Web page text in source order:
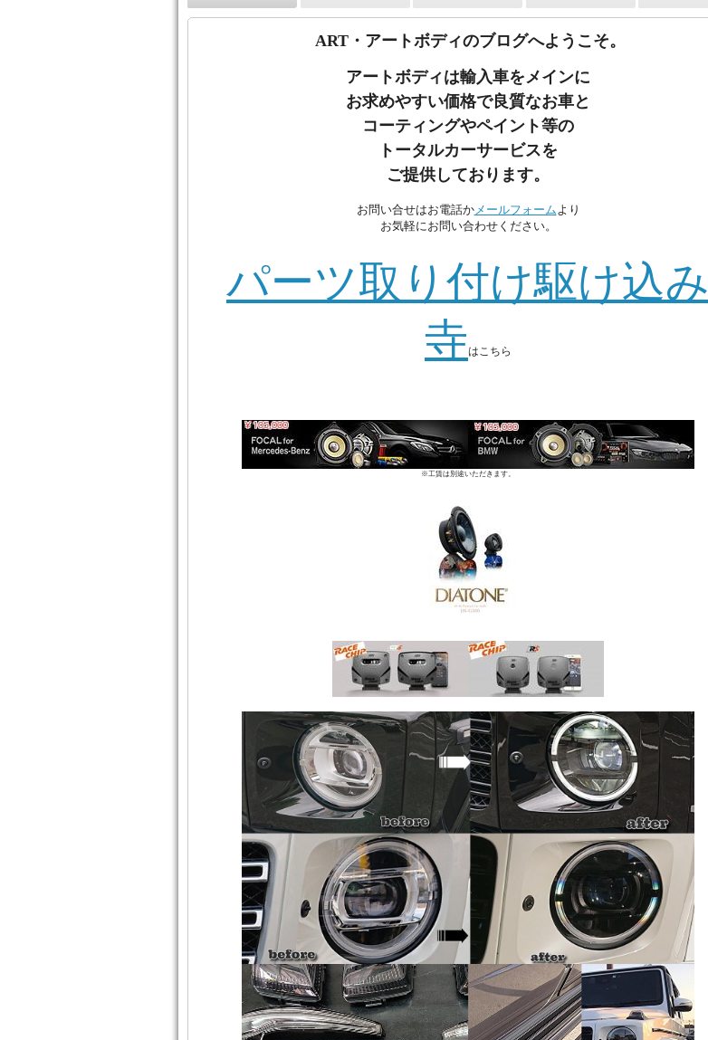
ART・アートボディのブログへようこそ。
アートボディは輸入車をメインに
お求めやすい価格で良質なお車と
コーティングやペイント等の
トータルカーサービスを
ご提供しております。
お問い合せはお電話かメールフォームより
お気軽にお問い合わせください。
パーツ取り付け駆け込み
寺はこちら
※工賃は別途いただきます。